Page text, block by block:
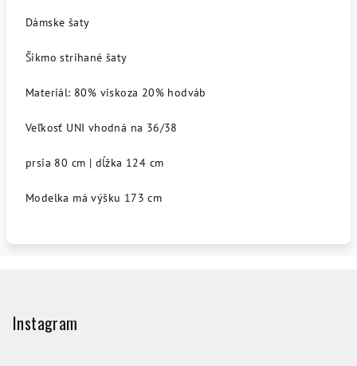
Dámske šaty
Šikmo strihané šaty
Materiál: 80% viskoza 20% hodváb
Veľkosť UNI vhodná na 36/38
prsia 80 cm | dĺžka 124 cm
Modelka má výšku 173 cm
Instagram